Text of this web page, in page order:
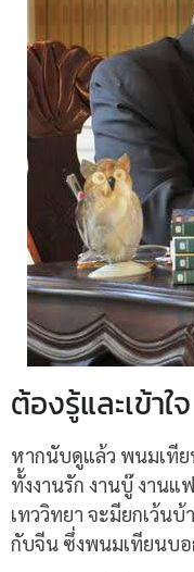
ต้องรู้และเข้าใจ
หากนับดูแล้ว พนมเทีย
ทั้งงานรัก งานบู๊ งาน
เทววิทยา จะมียกเว้น
กับจีน ซึ่งพนมเทียนบอ